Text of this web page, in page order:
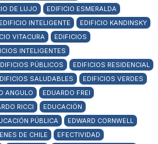
DE LUJO
EDIFICIO ESMERALDA
EDIFICIO INTELIGENTE
EDIFICIO KANDINSKY
VITACURA
EDIFICIOS
INTELIGENTES
PÚBLICOS
EDIFICIOS RESIDENCIAL
SALUDABLES
EDIFICIOS VERDES
ANGULO
EDUARDO FREI
RICCI
EDUCACIÓN
PÚBLICA
EDWARD CORNWELL
DE CHILE
EFECTIVIDAD